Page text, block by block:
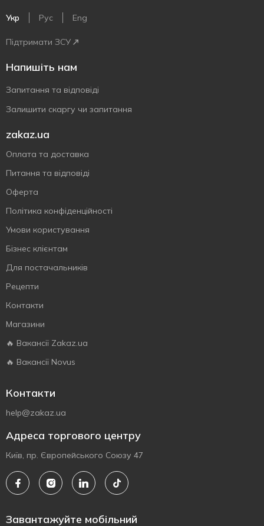
Укр Рус Eng
Підтримати ЗСУ
Напишіть нам
Запитання та відповіді
Залишити скаргу чи запитання
zakaz.ua
Оплата та доставка
Питання та відповіді
Оферта
Політика конфіденційності
Умови користування
Бізнес клієнтам
Для постачальників
Рецепти
Контакти
Магазини
🔥 Вакансії Zakaz.ua
🔥 Вакансії Novus
Контакти
help@zakaz.ua
Адреса торгового центру
Київ, пр. Європейського Союзу 47
Завантажуйте мобільний